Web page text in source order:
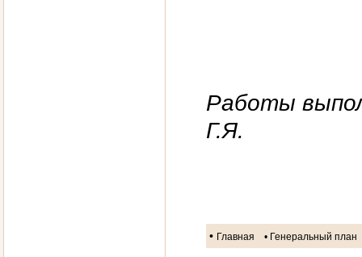
Работы
Г.Я.
• Главная • Генеральный план